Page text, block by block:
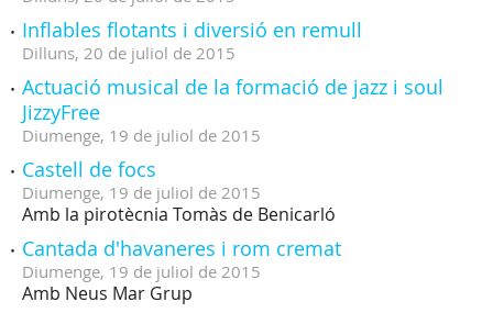
Inflables flotants i diversió en remull
Dilluns, 20 de juliol de 2015
Actuació musical de la formació de jazz i soul
JizzyFree
Diumenge, 19 de juliol de 2015
Castell de focs
Diumenge, 19 de juliol de 2015
Amb la pirotècnia Tomàs de Benicarló
Cantada d'havaneres i rom cremat
Diumenge, 19 de juliol de 2015
Amb Neus Mar Grup